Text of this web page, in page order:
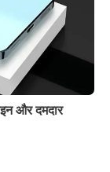
और दमदार